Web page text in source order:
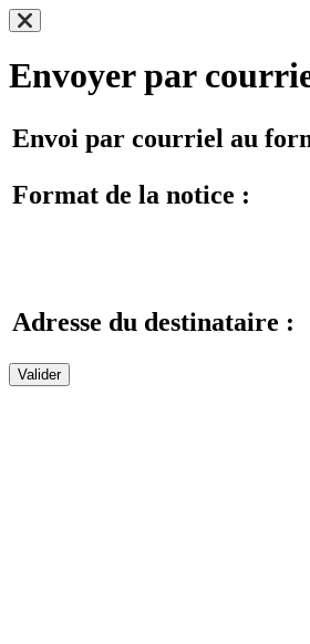
Envoyer par
Envoi par courriel au
Format de la notice :
Adresse du destinataire :